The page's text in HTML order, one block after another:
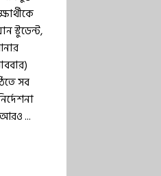
স্টুডেন্ট,
সব
আরও ...